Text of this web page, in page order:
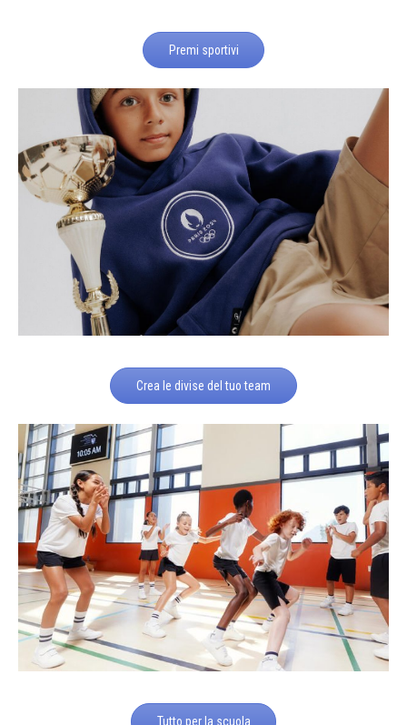
Premi sportivi
Crea le divise del tuo team
Tutto per la scuola